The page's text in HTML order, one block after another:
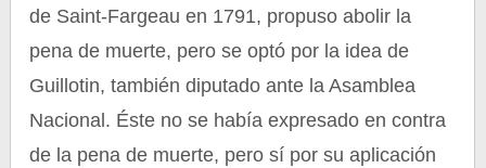
de Saint-Fargeau en 1791, propuso abolir la
pena de muerte, pero se optó por la idea de
Guillotin, también diputado ante la Asamblea
Nacional. Éste no se había expresado en contra
de la pena de muerte, pero sí por su aplicación